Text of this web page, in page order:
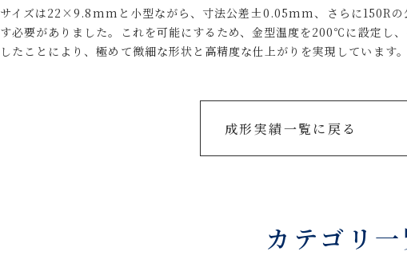
サイズは22×9.8mmと小型ながら、寸法公差±0.05mm、さらに150Rの
す必要がありました。これを可能にするため、金型温度を200℃に設定し
したことにより、極めて微細な形状と高精度な仕上がりを実現しています。
成形実績一覧に戻る
カテゴリ一